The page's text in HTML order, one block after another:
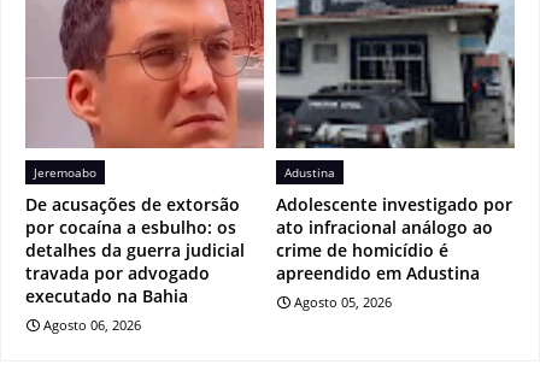
Jeremoabo
De acusações de extorsão
por cocaína a esbulho: os
detalhes da guerra judicial
travada por advogado
executado na Bahia
Agosto 06, 2026
Adustina
Adolescente investigado por
ato infracional análogo ao
crime de homicídio é
apreendido em Adustina
Agosto 05, 2026